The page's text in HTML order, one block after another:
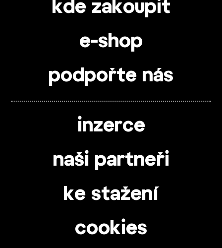
kde zakoupit
e-shop
podpořte nás
inzerce
naši partneři
ke stažení
cookies